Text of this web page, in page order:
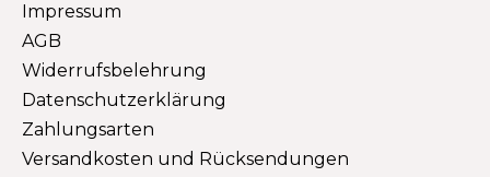
Impressum
AGB
Widerrufsbelehrung
Datenschutzerklärung
Zahlungsarten
Versandkosten und Rücksendungen